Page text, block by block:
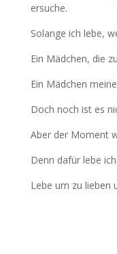
ersuche.
Solange ich lebe,
Ein Mädchen, die
Ein Mädchen
Doch noch ist es
Aber der Moment
Denn dafür lebe ich.
Lebe um zu lieben